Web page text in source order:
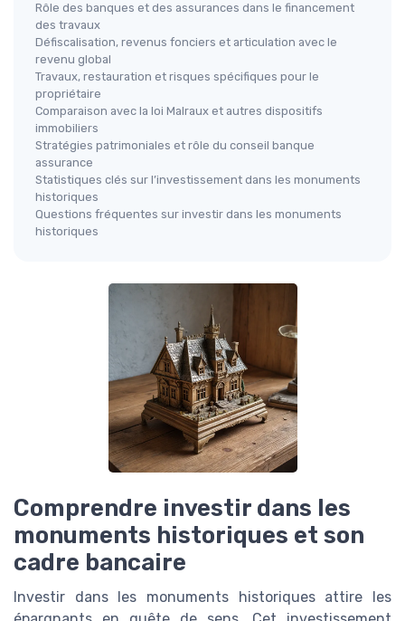
Rôle des banques et des assurances dans le financement
des travaux
Défiscalisation, revenus fonciers et articulation avec le
revenu global
Travaux, restauration et risques spécifiques pour le
propriétaire
Comparaison avec la loi Malraux et autres dispositifs
immobiliers
Stratégies patrimoniales et rôle du conseil banque
assurance
Statistiques clés sur l’investissement dans les monuments
historiques
Questions fréquentes sur investir dans les monuments
historiques
Comprendre investir dans les
monuments historiques et son
cadre bancaire
Investir dans les monuments historiques attire les